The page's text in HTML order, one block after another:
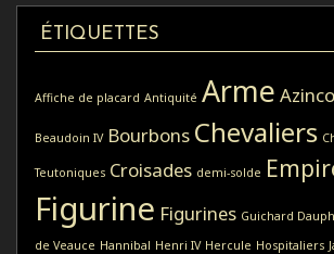
ÉTIQUETTES
Affiche de placard Antiquité Arme
Beaudoin IV Bourbons Chevaliers
Teutoniques Croisades demi-solde
Figurine Figurines Guichard
de Veauce Hannibal Henri IV Hercule Hospitaliers